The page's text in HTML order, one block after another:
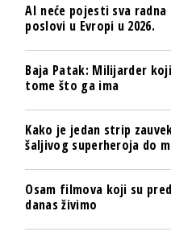
AI neće pojesti sva
poslovi u Evropi u 2026.
Baja Patak: Milijarder
tome što ga ima
Kako je jedan strip
šaljivog superheroja do
Osam filmova koji su
danas živimo